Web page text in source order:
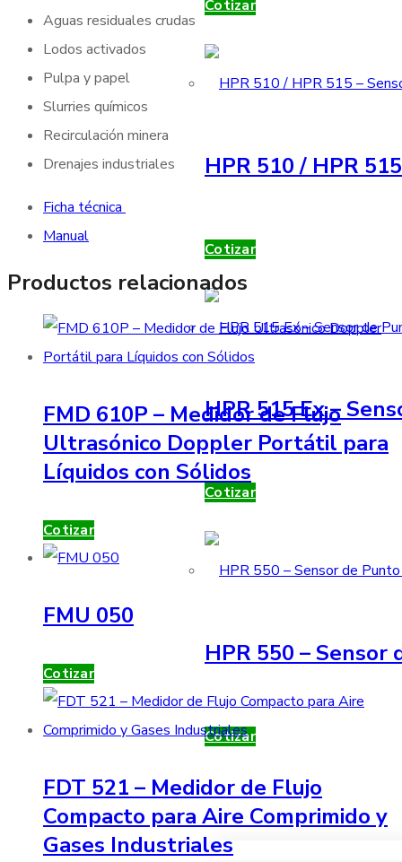
Cotizar
HPR 510 / HPR
Cotizar
HPR 515 Ex –
Cotizar
HPR 550 – Sensor
Cotizar
VER TODOS LOS
Aguas residuales crudas
Lodos activados
Pulpa y papel
Slurries químicos
Recirculación minera
Drenajes industriales
Ficha técnica
Manual
Productos relacionados
FMD 610P – Medidor de Flujo
Ultrasónico Doppler Portátil para
Líquidos con Sólidos
Cotizar
FMU 050
Cotizar
FDT 521 – Medidor de Flujo
Compacto para Aire Comprimido y
Gases Industriales